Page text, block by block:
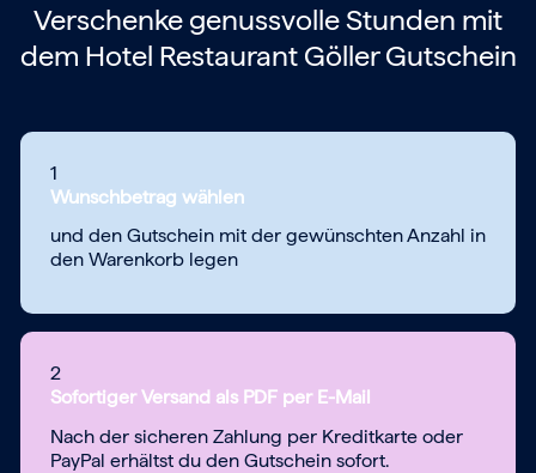
Verschenke genussvolle Stunden mit
dem Hotel Restaurant Göller Gutschein
1
Wunschbetrag wählen
und den Gutschein mit der gewünschten Anzahl in
den Warenkorb legen
2
Sofortiger Versand als PDF per E-Mail
Nach der sicheren Zahlung per Kreditkarte oder
PayPal erhältst du den Gutschein sofort.